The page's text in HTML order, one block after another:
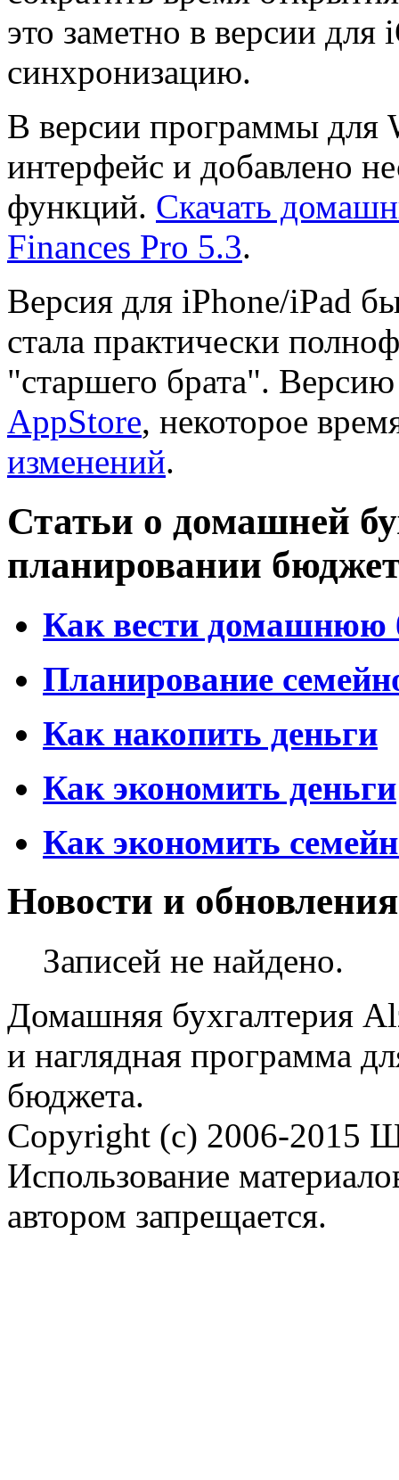
это заметно в версии для
синхронизацию.
В версии программы для
интерфейс и добавлено
функций. Скачать
Finances Pro 5.3.
Версия для iPhone/iPad
стала практически
"старшего брата".
AppStore, некоторое
изменений.
Статьи о домашней
планировании
Как вести домашнюю
Планирование
Как накопить деньги
Как экономить деньги
Как экономить
Новости и
Записей не найдено.
Домашняя бухгалтерия
и наглядная программа
бюджета.
Copyright (c) 2006-2015
Использование
автором запрещается.